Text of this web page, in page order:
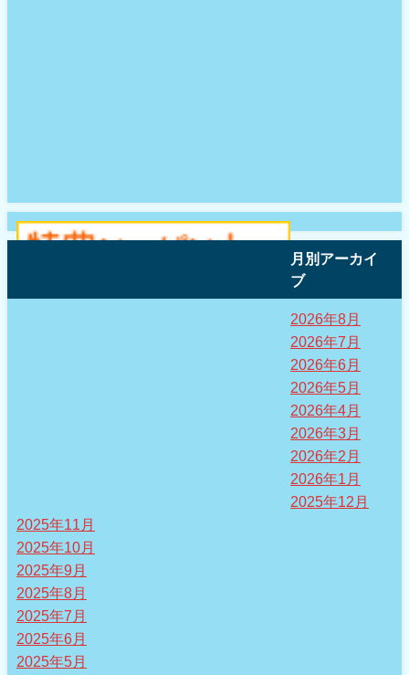
月別アーカイ
ブ
2026年8月
2026年7月
2026年6月
2026年5月
2026年4月
2026年3月
2026年2月
2026年1月
2025年12月
2025年11月
2025年10月
2025年9月
2025年8月
2025年7月
2025年6月
2025年5月